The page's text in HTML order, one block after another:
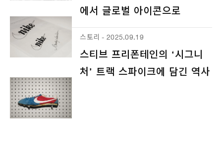
에서 글로벌 아이콘으로
스토리 - 2025.09.19
스티브 프리폰테인의 ‘시그니
처’ 트랙 스파이크에 담긴 역사